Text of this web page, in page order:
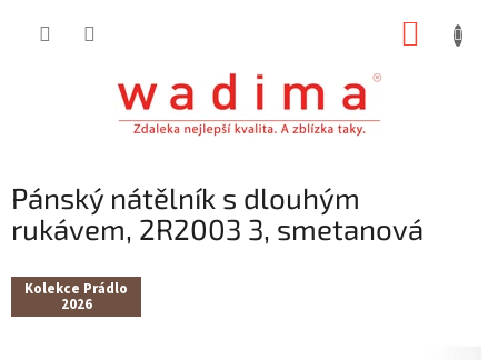
Pánský nátělník s dlouhým
rukávem, 2R2003 3, smetanová
Kolekce Prádlo
2026